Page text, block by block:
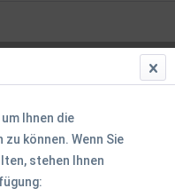
Ihnen die
können. Wenn Sie
stehen Ihnen